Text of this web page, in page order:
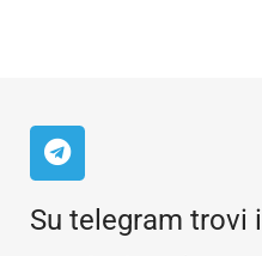
Su telegram trovi